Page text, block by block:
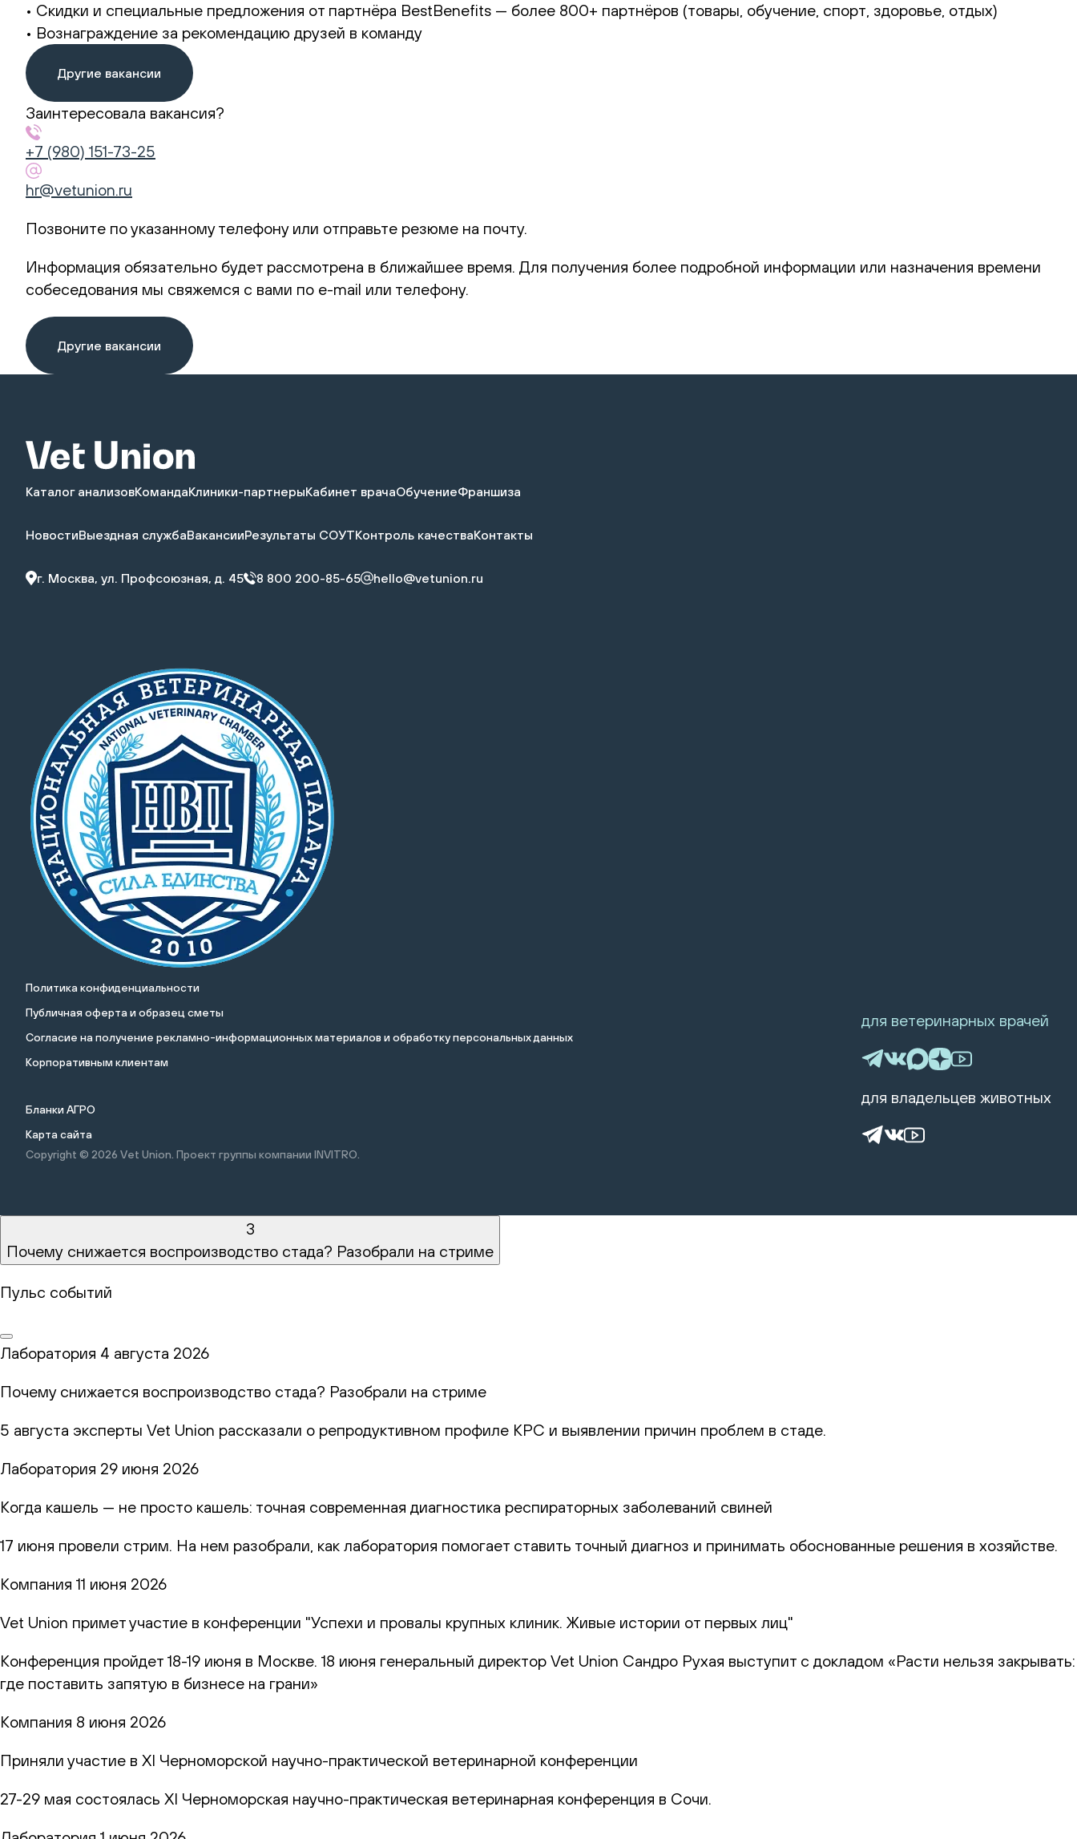
• Скидки и специальные предложения от партнёра BestBenefits — более 800+ партнёров (товары, обучение, спорт, здоровье, отдых)
• Вознаграждение за рекомендацию друзей в команду
Другие вакансии
Заинтересовала вакансия?
+7 (980) 151-73-25
hr@vetunion.ru
Позвоните по указанному телефону или отправьте резюме на почту.
Информация обязательно будет рассмотрена в ближайшее время. Для получения более подробной информации или назначения времени
собеседования мы свяжемся с вами по e-mail или телефону.
Другие вакансии
Каталог анализовКомандаКлиники-партнерыКабинет врачаОбучениеФраншиза
НовостиВыездная службаВакансииРезультаты СОУТКонтроль качестваКонтакты
г. Москва, ул. Профсоюзная, д. 45 8 800 200-85-65 hello@vetunion.ru
Политика конфиденциальности
Публичная оферта и образец сметы
Cогласие на получение рекламно-информационных материалов и обработку персональных данных
Корпоративным клиентам
Бланки АГРО
Карта сайта
Copyright © 2026 Vet Union. Проект группы компании INVITRO.
для ветеринарных врачей
для владельцев животных
3
Почему снижается воспроизводство стада? Разобрали на стриме
Пульс событий
Лаборатория 4 августа 2026
Почему снижается воспроизводство стада? Разобрали на стриме
5 августа эксперты Vet Union рассказали о репродуктивном профиле КРС и выявлении причин проблем в стаде.
Лаборатория 29 июня 2026
Когда кашель — не просто кашель: точная современная диагностика респираторных заболеваний свиней
17 июня провели стрим. На нем разобрали, как лаборатория помогает ставить точный диагноз и принимать обоснованные решения в хозяйстве.
Компания 11 июня 2026
Vet Union примет участие в конференции "Успехи и провалы крупных клиник. Живые истории от первых лиц"
Конференция пройдет 18-19 июня в Москве. 18 июня генеральный директор Vet Union Сандро Рухая выступит с докладом «Расти нельзя закрывать:
где поставить запятую в бизнесе на грани»
Компания 8 июня 2026
Приняли участие в XI Черноморской научно-практической ветеринарной конференции
27-29 мая состоялась XI Черноморская научно-практическая ветеринарная конференция в Сочи.